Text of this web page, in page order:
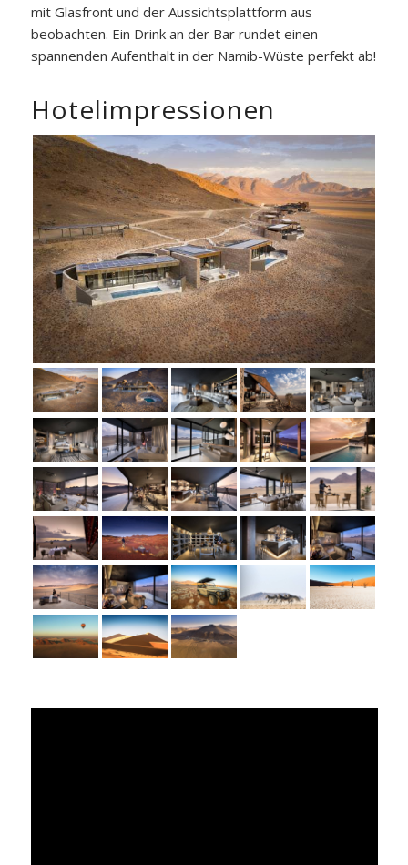
mit Glasfront und der Aussichtsplattform aus
beobachten. Ein Drink an der Bar rundet einen
spannenden Aufenthalt in der Namib-Wüste perfekt ab!
Hotelimpressionen